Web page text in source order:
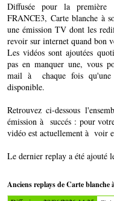
Diffusée pour la première
FRANCE3, Carte blanche à
une émission TV dont les
revoir sur internet quand bon
Les vidéos sont ajoutées
pas en manquer une, vous
mail à chaque fois qu'une
disponible.
Retrouvez ci-dessous
émission à succés : pour
vidéo est actuellement à voir
Le dernier replay a été ajouté
Anciens replays de Carte blanche